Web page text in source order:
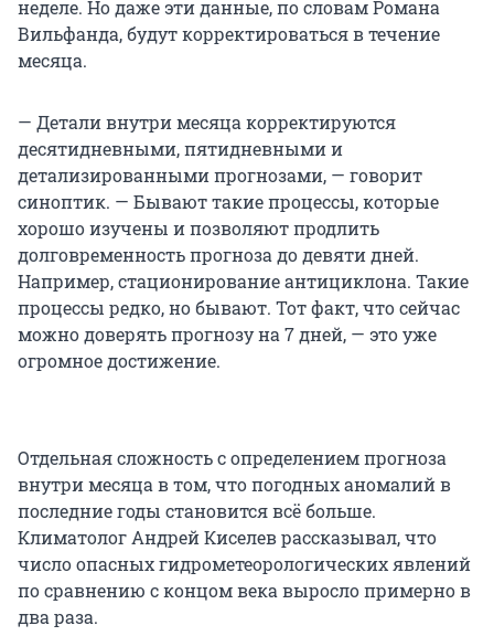
неделе. Но даже эти данные, по словам Романа
Вильфанда, будут корректироваться в течение
месяца.
— Детали внутри месяца корректируются
десятидневными, пятидневными и
детализированными прогнозами, — говорит
синоптик. — Бывают такие процессы, которые
хорошо изучены и позволяют продлить
долговременность прогноза до девяти дней.
Например, стационирование антициклона. Такие
процессы редко, но бывают. Тот факт, что сейчас
можно доверять прогнозу на 7 дней, — это уже
огромное достижение.
Отдельная сложность с определением прогноза
внутри месяца в том, что погодных аномалий в
последние годы становится всё больше.
Климатолог Андрей Киселев рассказывал, что
число опасных гидрометеорологических явлений
по сравнению с концом века выросло примерно в
два раза.